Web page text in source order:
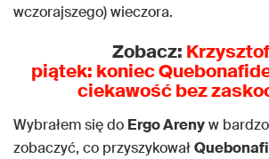
wczorajszego) wieczora.
Zobacz:
piątek: koniec
ciekawość bez
Wybrałem się do Ergo Arenyw
zobaczyć, co przyszykował